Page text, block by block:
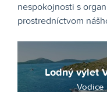
nespokojnosti s
prostredníctvom
Lodný výlet
Vodice